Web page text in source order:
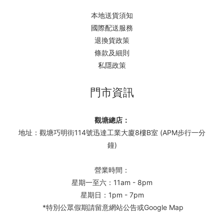
本地送貨須知
國際配送服務
退換貨政策
條款及細則
私隱政策
門市資訊
觀塘總店：
地址：觀塘巧明街114號迅達工業大廈8樓B室 (APM步行一分
鐘)
營業時間：
星期一至六：11am - 8pm
星期日：1pm - 7pm
*特別公眾假期請留意網站公告或Google Map